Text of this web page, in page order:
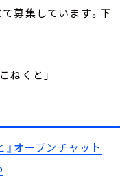
募集しています。下
ねくと」
』オープンチャット